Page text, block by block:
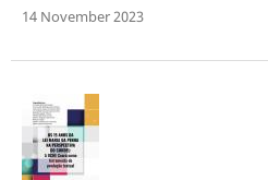
14 November 2023